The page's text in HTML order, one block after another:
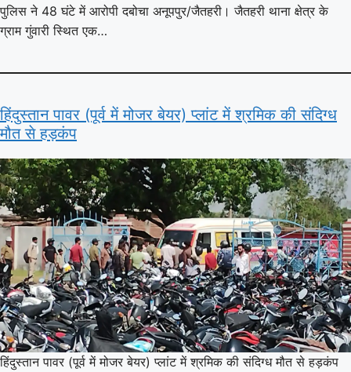
पुलिस ने 48 घंटे में आरोपी दबोचा अनूपपुर/जैतहरी। जैतहरी थाना क्षेत्र के
ग्राम गुंवारी स्थित एक…
हिंदुस्तान पावर (पूर्व में मोजर बेयर) प्लांट में श्रमिक की संदिग्ध
मौत से हड़कंप
हिंदुस्तान पावर (पूर्व में मोजर बेयर) प्लांट में श्रमिक की संदिग्ध मौत से हड़कंप